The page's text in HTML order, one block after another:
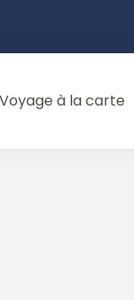
Voyage à la carte